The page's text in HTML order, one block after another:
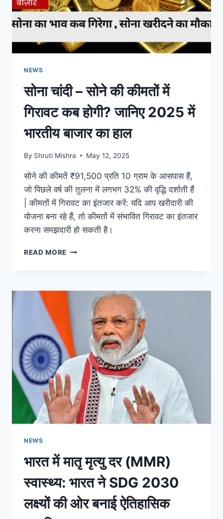
NEWS
सोना चांदी – सोने की कीमतों में
गिरावट कब होगी? जानिए 2025 में
भारतीय बाजार का हाल
By Shruti Mishra May 12, 2025
सोने की कीमतें ₹91,500 प्रति 10 ग्राम के आसपास हैं,
जो पिछले वर्ष की तुलना में लगभग 32% की वृद्धि दर्शाती हैं
| कीमतों में गिरावट का इंतजार करें: यदि आप खरीदारी की
योजना बना रहे हैं, तो कीमतों में संभावित गिरावट का इंतजार
करना समझदारी हो सकती है।
READ MORE
NEWS
भारत में मातृ मृत्यु दर (MMR)
स्वास्थ्य: भारत ने SDG 2030
लक्ष्यों की ओर बनाई ऐतिहासिक